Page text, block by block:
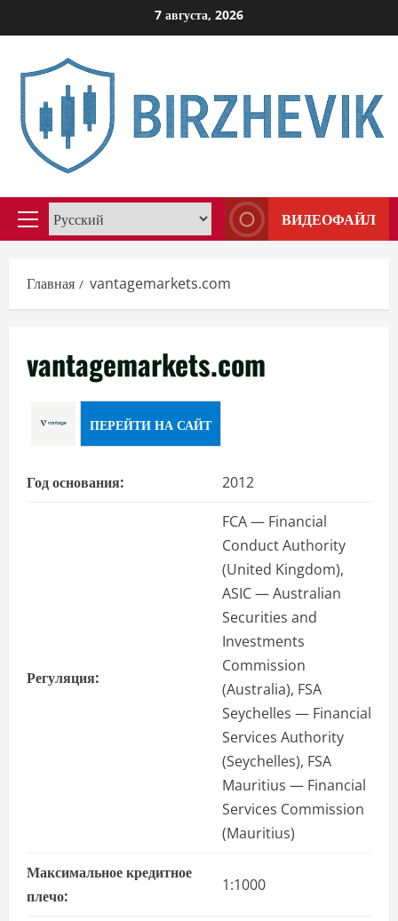
к
содержимому
7 августа, 2026
Основное
ВИДЕОФАЙЛ
Главная vantagemarkets.com
vantagemarkets.com
ПЕРЕЙТИ НА САЙТ
Год основания: 2012
Регуляция:
FCA — Financial
Conduct Authority
(United Kingdom),
ASIC — Australian
Securities and
Investments
Commission
(Australia), FSA
Seychelles — Financial
Services Authority
(Seychelles), FSA
Mauritius — Financial
Services Commission
(Mauritius)
Максимальное кредитное
плечо:
1:1000